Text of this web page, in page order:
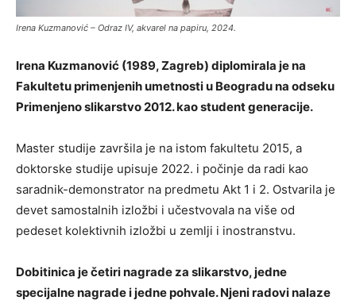
Irena Kuzmanović – Odraz IV, akvarel na papiru, 2024.
Irena Kuzmanović (1989, Zagreb) diplomirala je na
Fakultetu primenjenih umetnosti u Beogradu na odseku
Primenjeno slikarstvo 2012. kao student generacije.
Master studije završila je na istom fakultetu 2015, a
doktorske studije upisuje 2022. i počinje da radi kao
saradnik-demonstrator na predmetu Akt 1 i 2. Ostvarila je
devet samostalnih izložbi i učestvovala na više od
pedeset kolektivnih izložbi u zemlji i inostranstvu.
Dobitinica je četiri nagrade za slikarstvo, jedne
specijalne nagrade i jedne pohvale. Njeni radovi nalaze